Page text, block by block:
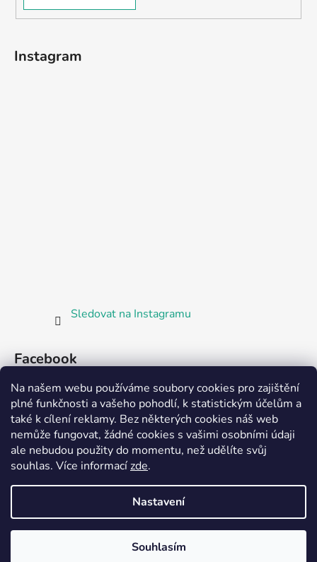
Na našem webu používáme soubory cookies pro zajištění
plné funkčnosti a vašeho pohodlí, k statistickým účelům a
také k cílení reklamy. Bez některých cookies náš web
nemůže fungovat, žádné cookies s vašimi osobními údaji
ale nebudou použity do momentu, než udělíte svůj
souhlas. Více informacízde.
Nastavení
Souhlasím
Instagram
Sledovat na Instagramu
Facebook
Partnerská prodejna Barefoot Plzeň
Vytvořil Shoptet
Bosorka Plzeň